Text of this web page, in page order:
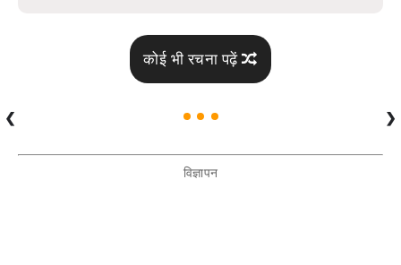
कोई भी रचना पढ़ें
❮ ❯
विज्ञापन